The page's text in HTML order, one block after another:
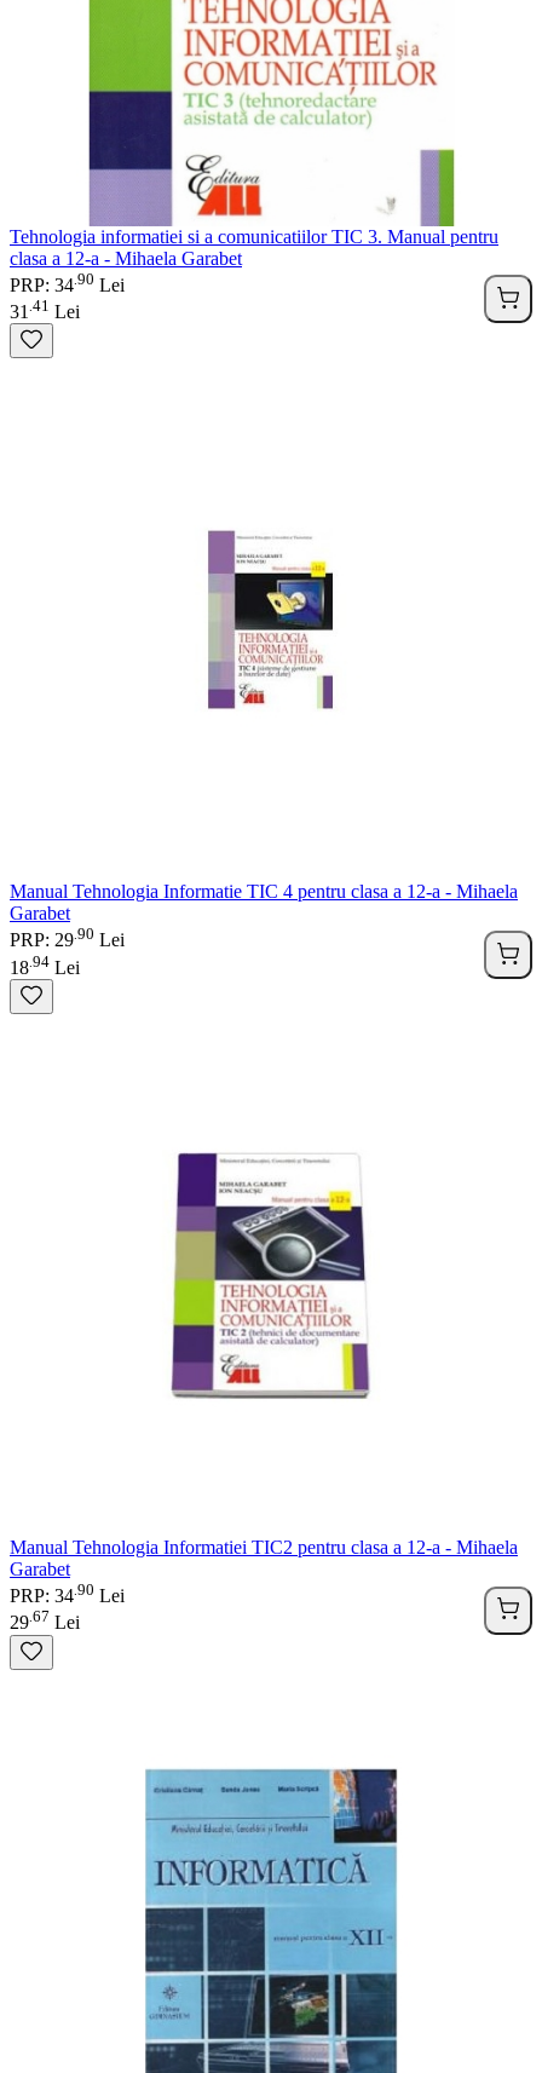
Tehnologia informatiei si a comunicatiilor TIC 3. Manual pentru
clasa a 12-a - Mihaela Garabet
PRP: 34 90 Lei
31 41 Lei
Manual Tehnologia Informatie TIC 4 pentru clasa a 12-a - Mihaela
Garabet
PRP: 29 90 Lei
18 94 Lei
Manual Tehnologia Informatiei TIC2 pentru clasa a 12-a - Mihaela
Garabet
PRP: 34 90 Lei
29 67 Lei